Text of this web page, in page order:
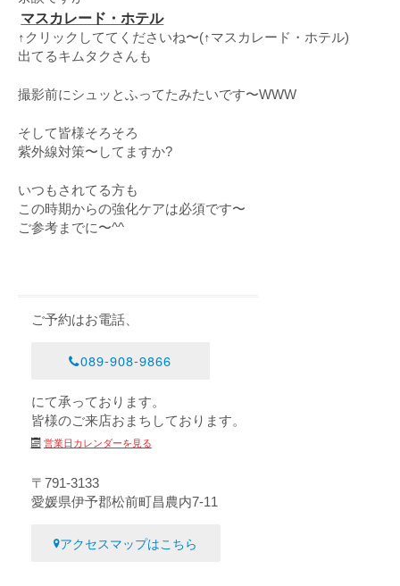
マスカレード・ホテル
↑クリックしててくださいね〜(↑マスカレード・ホテル)
出てるキムタクさんも
撮影前にシュッとふってたみたいです〜WWW
そして皆様そろそろ
紫外線対策〜してますか?
いつもされてる方も
この時期からの強化ケアは必須です〜
ご参考までに〜^^
ご予約はお電話、
089-908-9866
にて承っております。
皆様のご来店おまちしております。
営業日カレンダーを見る
〒791-3133
愛媛県伊予郡松前町昌農内7-11
アクセスマップはこちら